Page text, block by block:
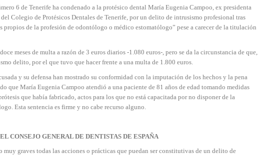
6 de Tenerife ha condenado a la protésico dental María Eugenia Campoo, ex presidenta
Colegio de Protésicos Dentales de Tenerife, por un delito de intrusismo profesional tras
propios de la profesión de odontólogo o médico estomatólogo” pese a carecer de la titulación
meses de multa a razón de 3 euros diarios -1.080 euros-, pero se da la circunstancia de que,
delito, por el que tuvo que hacer frente a una multa de 1.800 euros.
y su defensa han mostrado su conformidad con la imputación de los hechos y la pena
que María Eugenia Campoo atendió a una paciente de 81 años de edad tomando medidas
que había fabricado, actos para los que no está capacitada por no disponer de la
Esta sentencia es firme y no cabe recurso alguno.
CONSEJO GENERAL DE DENTISTAS DE ESPAÑA
graves todas las acciones o prácticas que puedan ser constitutivas de un delito de